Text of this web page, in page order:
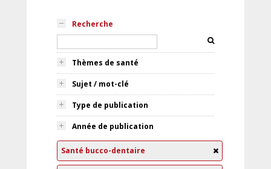
Recherche
Thèmes de santé
Sujet / mot-clé
Type de publication
Année de publication
Santé bucco-dentaire